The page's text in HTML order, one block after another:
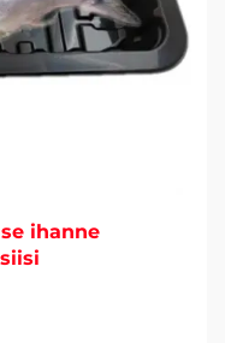
ihanne